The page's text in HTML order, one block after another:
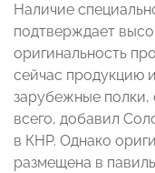
Наличие
подтверждает
оригинальность
сейчас продукцию
зарубежные полки,
всего, добавил
в КНР. Однако
размещена в